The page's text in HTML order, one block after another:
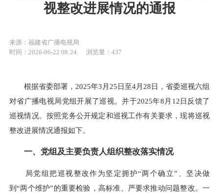
视整改进展情况的通报
来源：福建省广播电视局
时间：2026-06-22 08:24
浏览量：437
根据省委部署，2025年3月25日至4月28日，省委巡视六组
对省广播电视局党组开展了巡视。并于2025年8月12日反馈了
巡视情况。按照党务公开规定和巡视工作有关要求，现将巡视
整改进展情况通报如下。
一、党组及主要负责人组织整改落实情况
局党组把巡视整改作为坚定拥护“两个确立”、坚决做
到“两个维护”的重要检验，高标准、严要求推动问题整改。一